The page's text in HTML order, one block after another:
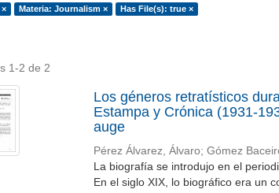
Materia: Journalism × Has File(s): true ×
1-2 de 2
Los géneros retratísticos
Estampa y Crónica (1931-
auge
Pérez Álvarez, Álvaro; Gómez
La biografía se introdujo en el
En el siglo XIX, lo biográfico era un